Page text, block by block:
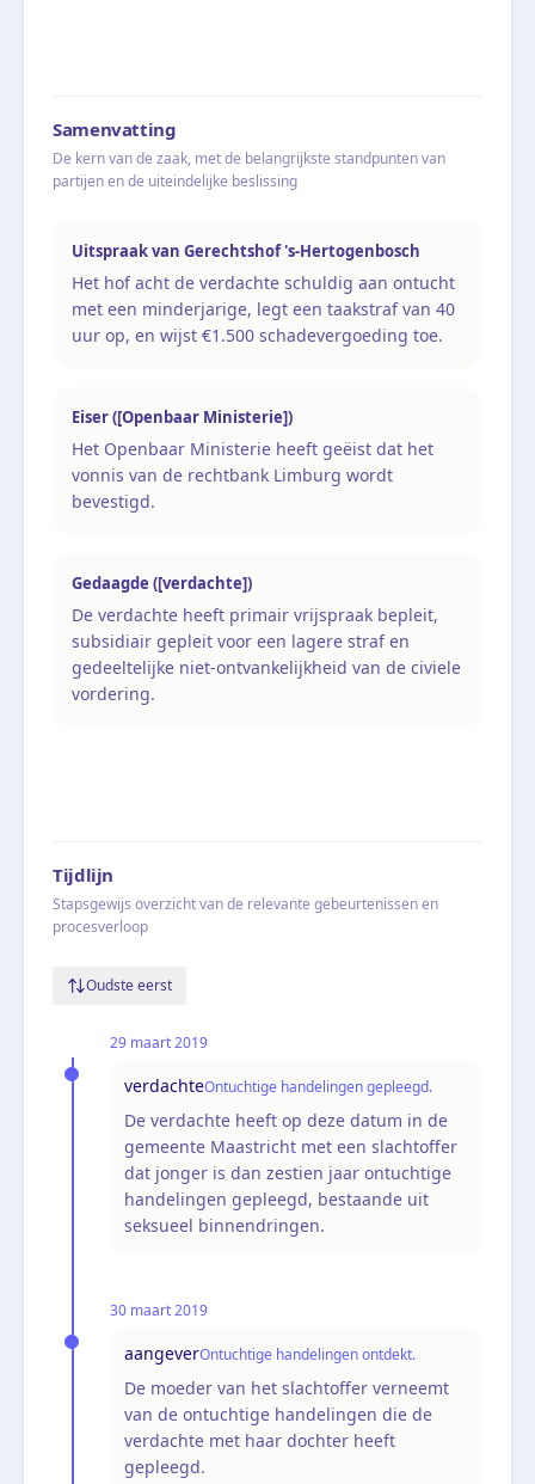
Samenvatting
De kern van de zaak, met de belangrijkste standpunten van
partijen en de uiteindelijke beslissing
Uitspraak van Gerechtshof 's-Hertogenbosch
Het hof acht de verdachte schuldig aan ontucht
met een minderjarige, legt een taakstraf van 40
uur op, en wijst €1.500 schadevergoeding toe.
Eiser ([Openbaar Ministerie])
Het Openbaar Ministerie heeft geëist dat het
vonnis van de rechtbank Limburg wordt
bevestigd.
Gedaagde ([verdachte])
De verdachte heeft primair vrijspraak bepleit,
subsidiair gepleit voor een lagere straf en
gedeeltelijke niet-ontvankelijkheid van de civiele
vordering.
Tijdlijn
Stapsgewijs overzicht van de relevante gebeurtenissen en
procesverloop
Oudste eerst
29 maart 2019
verdachteOntuchtige handelingen gepleegd.
De verdachte heeft op deze datum in de
gemeente Maastricht met een slachtoffer
dat jonger is dan zestien jaar ontuchtige
handelingen gepleegd, bestaande uit
seksueel binnendringen.
30 maart 2019
aangeverOntuchtige handelingen ontdekt.
De moeder van het slachtoffer verneemt
van de ontuchtige handelingen die de
verdachte met haar dochter heeft
gepleegd.